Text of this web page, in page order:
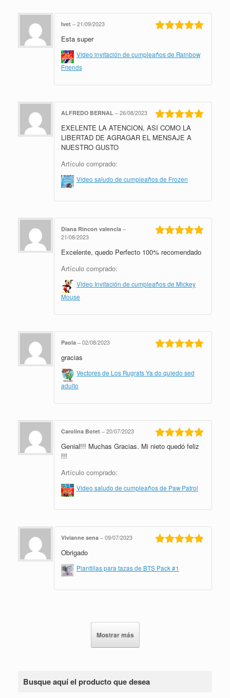
Ivet – 21/09/2023
Esta super
Video invitación de cumpleaños de Rainbow
Friends
Valorado en
5de 5
ALFREDO BERNAL – 26/08/2023
EXELENTE LA ATENCION, ASI COMO LA
LIBERTAD DE AGRAGAR EL MENSAJE A
NUESTRO GUSTO
Artículo comprado:
Video saludo de cumpleaños de Frozen
5 de 5
Diana Rincon valencia –
21/08/2023
Excelente, quedo Perfecto 100% recomendado
Artículo comprado:
Video Invitación de cumpleaños de Mickey
Mouse
Paola – 02/08/2023
gracias
Vectores de Los Rugrats Ya do quiedo sed
adulto
Valorado en
Carolina Botet – 20/07/2023
Genial!!! Muchas Gracias. Mi nieto quedó feliz
!!!
Artículo comprado:
Video saludo de cumpleaños de Paw Patrol
Vivianne sena – 09/07/2023
Obrigado
Plantillas para tazas de BTS Pack #1
Mostrar más
Busque aquí el producto que desea